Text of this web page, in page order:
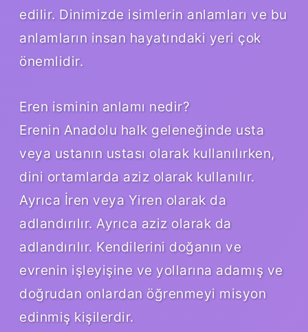
edilir. Dinimizde isimlerin anlamları ve bu
anlamların insan hayatındaki yeri çok
önemlidir.
Eren isminin anlamı nedir?
Erenin Anadolu halk geleneğinde usta
veya ustanın ustası olarak kullanılırken,
dini ortamlarda aziz olarak kullanılır.
Ayrıca İren veya Yiren olarak da
adlandırılır. Ayrıca aziz olarak da
adlandırılır. Kendilerini doğanın ve
evrenin işleyişine ve yollarına adamış ve
doğrudan onlardan öğrenmeyi misyon
edinmiş kişilerdir.